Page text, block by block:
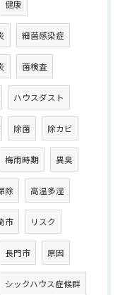
健康
細菌感染症
菌検査
ハウスダスト
除菌 除カビ
梅雨時期 異臭
除 高温多湿
市 リスク
長門市 原因
シックハウス症候群